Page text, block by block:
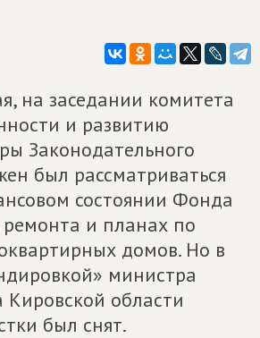
на заседании комитета
и развитию
Законодательного
был рассматриваться
состоянии Фонда
ремонта и планах по
домов. Но в
министра
Кировской области
был снят.